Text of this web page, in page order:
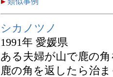
シカノツノ
1991年 愛媛県
ある夫婦が山で鹿の
鹿の角を返したら治